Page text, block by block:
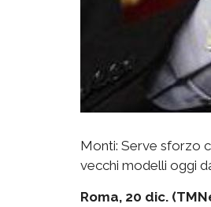
Monti: Serve sforzo
vecchi modelli oggi
Roma, 20 dic.